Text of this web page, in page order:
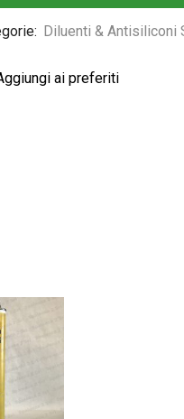
Diluenti & Antisiliconi
ai preferiti